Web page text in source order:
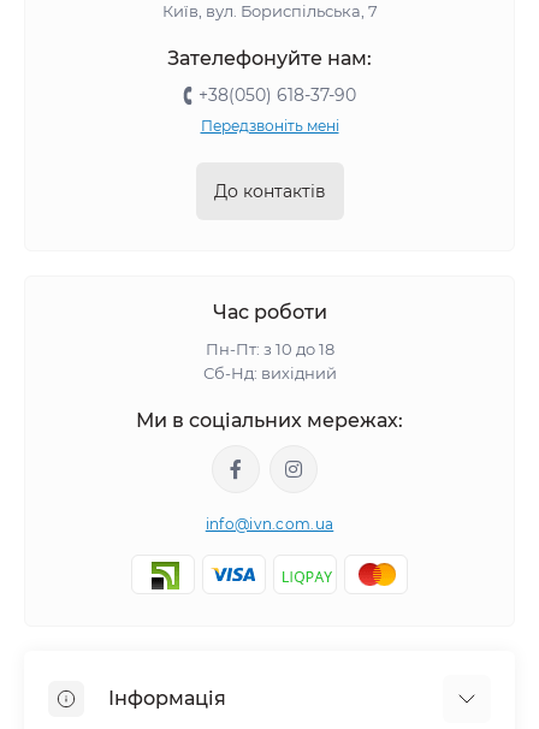
Київ, вул. Бориспільська, 7
Зателефонуйте нам:
+38(050) 618-37-90
Передзвоніть мені
До контактів
Час роботи
Пн-Пт: з 10 до 18
Сб-Нд: вихідний
Ми в соціальних мережах:
info@ivn.com.ua
Інформація